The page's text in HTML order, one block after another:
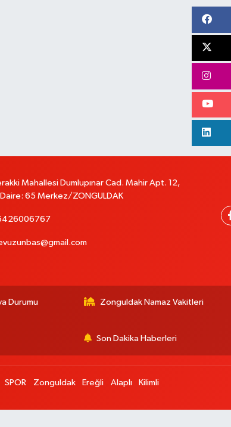
Mahallesi Dumlupınar Cad. Mahir Apt. 12,
65 Merkez/ZONGULDAK
Durumu Zonguldak Namaz Vakitleri
Son Dakika Haberleri
SPOR Zonguldak Ereğli Alaplı Kilimli